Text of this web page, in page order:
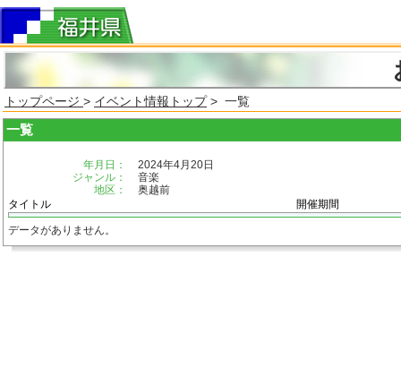
トップページ > イベント情報トップ> 一覧
一覧
年月日：
2024年4月20日
ジャンル：
音楽
地区：
奥越前
タイトル
開催期間
データがありません。